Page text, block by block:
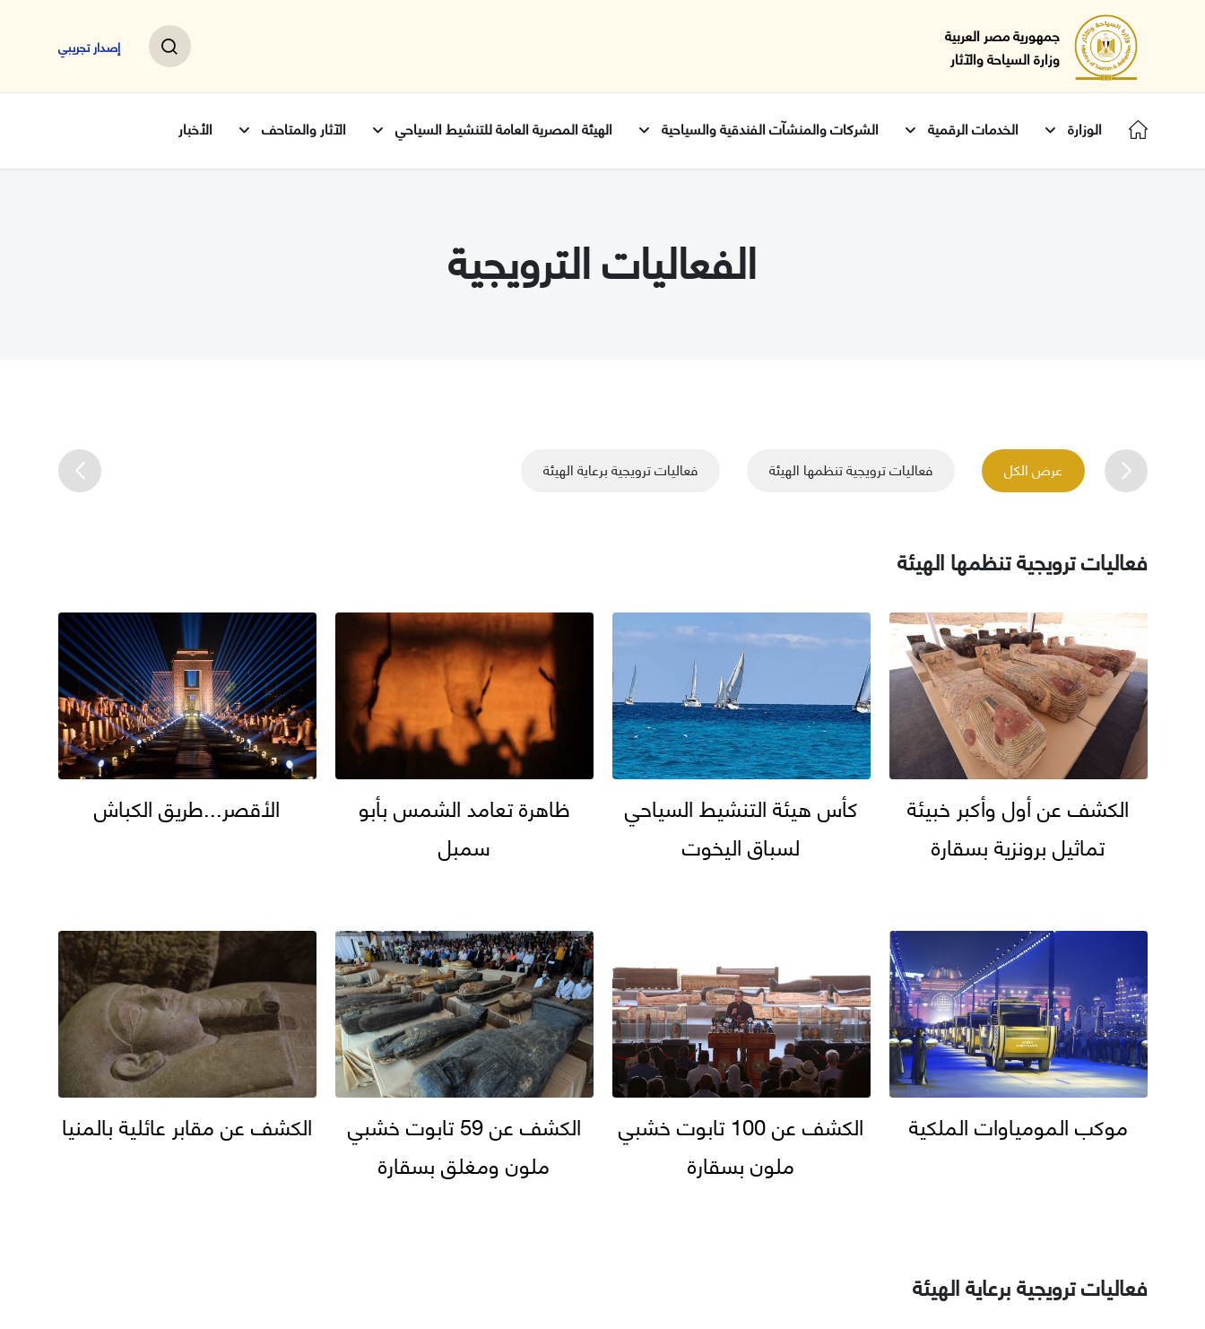
جمهورية مصر العربية
وزارة السياحة والآثار
إصدار تجريبي
الوزارة الخدمات الرقمية الشركات والمنشآت الفندقية والسياحية الهيئة المصرية العامة للتنشيط السياحي الآثار والمتاحف الأخبار
الفعاليات الترويجية
عرض الكل فعاليات ترويجية تنظمها الهيئة فعاليات ترويجية برعاية الهيئة
فعاليات ترويجية تنظمها الهيئة
الكشف عن أول وأكبر خبيئة
تماثيل برونزية بسقارة
كأس هيئة التنشيط السياحي
لسباق اليخوت
ظاهرة تعامد الشمس بأبو
سمبل
الأقصر...طريق الكباش
موكب المومياوات الملكية
الكشف عن 100 تابوت خشبي
ملون بسقارة
الكشف عن 59 تابوت خشبي
ملون ومغلق بسقارة
الكشف عن مقابر عائلية بالمنيا
فعاليات ترويجية برعاية الهيئة